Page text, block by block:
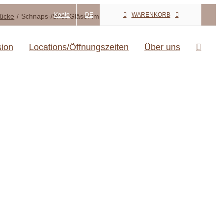
Konto DE WARENKORB
Locations/Öffnungszeiten Über uns
Schnaps-/Shot-Gläser im Halter BAMBUS